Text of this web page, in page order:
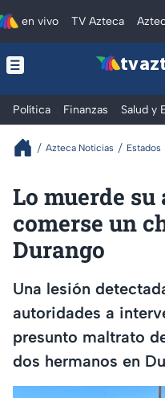
en vivo TV Azteca
tv
Política Finanzas Salud y
Azteca Noticias Estados
Lo muerde
comerse un
Durango
Una lesión
autoridades a
presunto maltrato
dos hermanos en